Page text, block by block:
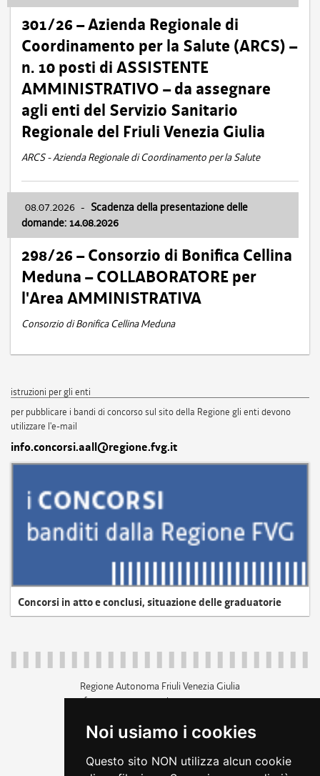
Noi usiamo i cookies
Questo sito NON utilizza alcun cookie
301/26 – Azienda Regionale di
Coordinamento per la Salute (ARCS) –
n. 10 posti di ASSISTENTE
AMMINISTRATIVO – da assegnare
agli enti del Servizio Sanitario
Regionale del Friuli Venezia Giulia
ARCS - Azienda Regionale di Coordinamento per la Salute
08.07.2026 - Scadenza della presentazione delle
domande: 14.08.2026
298/26 – Consorzio di Bonifica Cellina
Meduna – COLLABORATORE per
l'Area AMMINISTRATIVA
Consorzio di Bonifica Cellina Meduna
istruzioni per gli enti
per pubblicare i bandi di concorso sul sito della Regione gli enti devono
utilizzare l'e-mail
info.concorsi.aall@regione.fvg.it
Concorsi in atto e conclusi, situazione delle graduatorie
Regione Autonoma Friuli Venezia Giulia
c.f. 80014930327; p.iva 00526040324
+39 040 3771111